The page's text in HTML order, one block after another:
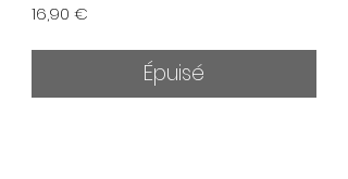
16,90 €
Épuisé